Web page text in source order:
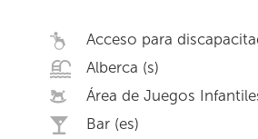
Acceso para
Alberca (s)
Área de Juegos
Bar (es)